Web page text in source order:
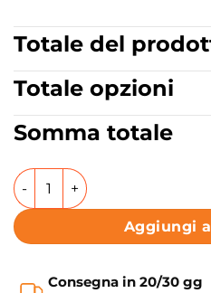
Totale del
Totale opzioni
Somma totale
Mobile bagno o lavanderia 2
Aggiungi
Consegna in 20/30 gg